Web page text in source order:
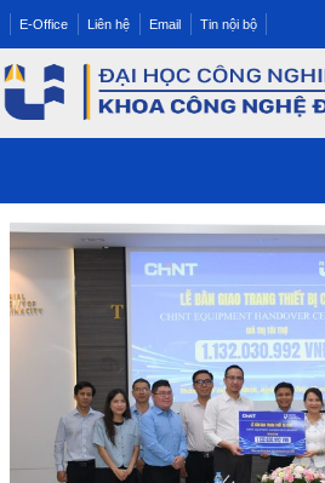
E-Office Liên hệ Email Tin nội bộ